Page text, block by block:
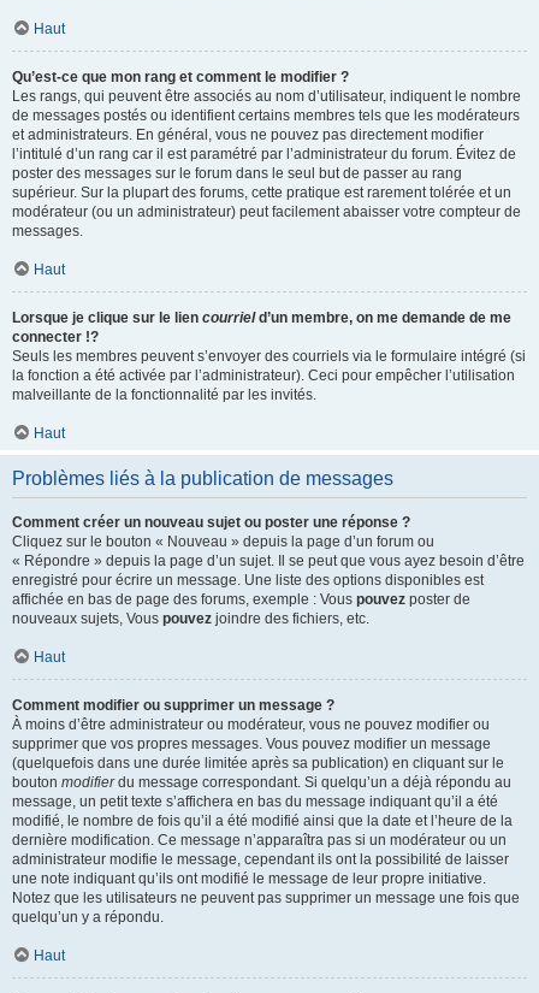
Haut
Qu’est-ce que mon rang et comment le modifier ?
Les rangs, qui peuvent être associés au nom d’utilisateur, indiquent le nombre
de messages postés ou identifient certains membres tels que les modérateurs
et administrateurs. En général, vous ne pouvez pas directement modifier
l’intitulé d’un rang car il est paramétré par l’administrateur du forum. Évitez de
poster des messages sur le forum dans le seul but de passer au rang
supérieur. Sur la plupart des forums, cette pratique est rarement tolérée et un
modérateur (ou un administrateur) peut facilement abaisser votre compteur de
messages.
Haut
Lorsque je clique sur le lien courrield’un membre, on me demande de me
connecter !?
Seuls les membres peuvent s’envoyer des courriels via le formulaire intégré (si
la fonction a été activée par l’administrateur). Ceci pour empêcher l’utilisation
malveillante de la fonctionnalité par les invités.
Haut
Problèmes liés à la publication de messages
Comment créer un nouveau sujet ou poster une réponse ?
Cliquez sur le bouton « Nouveau » depuis la page d’un forum ou
« Répondre » depuis la page d’un sujet. Il se peut que vous ayez besoin d’être
enregistré pour écrire un message. Une liste des options disponibles est
affichée en bas de page des forums, exemple : Vous pouvez poster de
nouveaux sujets, Vous pouvez joindre des fichiers, etc.
Haut
Comment modifier ou supprimer un message ?
À moins d’être administrateur ou modérateur, vous ne pouvez modifier ou
supprimer que vos propres messages. Vous pouvez modifier un message
(quelquefois dans une durée limitée après sa publication) en cliquant sur le
bouton modifierdu message correspondant. Si quelqu’un a déjà répondu au
message, un petit texte s’affichera en bas du message indiquant qu’il a été
modifié, le nombre de fois qu’il a été modifié ainsi que la date et l’heure de la
dernière modification. Ce message n’apparaîtra pas si un modérateur ou un
administrateur modifie le message, cependant ils ont la possibilité de laisser
une note indiquant qu’ils ont modifié le message de leur propre initiative.
Notez que les utilisateurs ne peuvent pas supprimer un message une fois que
quelqu’un y a répondu.
Haut